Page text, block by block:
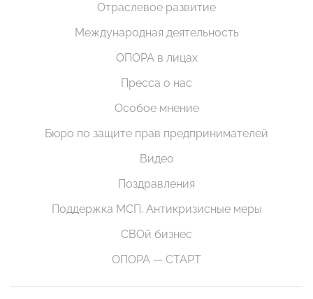
Отраслевое развитие
Международная деятельность
ОПОРА в лицах
Пресса о нас
Особое мнение
Бюро по защите прав предпринимателей
Видео
Поздравления
Поддержка МСП. Антикризисные меры
СВОй бизнес
ОПОРА — СТАРТ